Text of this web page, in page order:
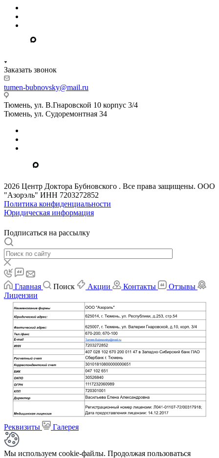
Заказать звонок
tumen-bubnovsky@mail.ru
Тюмень, ул. В.Гнаровской 10 корпус 3/4
Тюмень, ул. Судоремонтная 34
2026 Центр Доктора Бубновского . Все права защищены. ООО
"Азорэль" ИНН 7203272852
Политика конфиденциальности
Юридическая информация
Подписаться на рассылку
Главная Поиск Акции Контакты
Отзывы
Лицензии
Реквизиты Галерея
Мы используем cookie-файлы. Продолжая пользоваться